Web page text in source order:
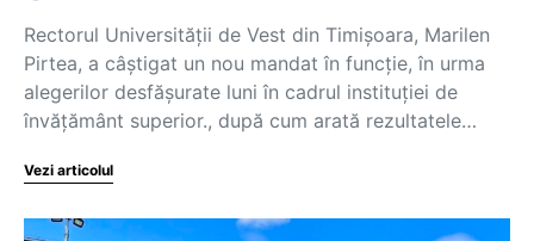
Rectorul Universității de Vest din Timișoara, Marilen
Pirtea, a câștigat un nou mandat în funcție, în urma
alegerilor desfășurate luni în cadrul instituției de
învățământ superior., după cum arată rezultatele…
Vezi articolul